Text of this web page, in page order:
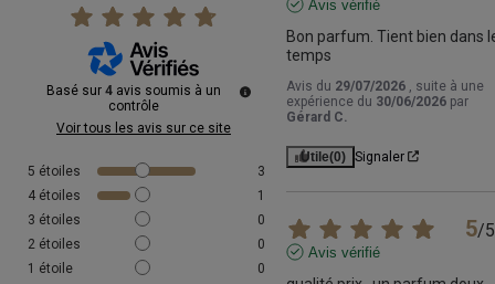
Basé sur 4 avis soumis à un
contrôle
Voir tous les avis sur ce site
5 étoiles
3
4 étoiles
1
3 étoiles
0
2 étoiles
0
1 étoile 0
Avis vérifié
Bon parfum. Tient bien dans
temps
Avis du 29/07/2026
, suite à une
expérience du 30/06/2026 par
Gérard C.
Utile(0) Signaler
5/5
Avis vérifié